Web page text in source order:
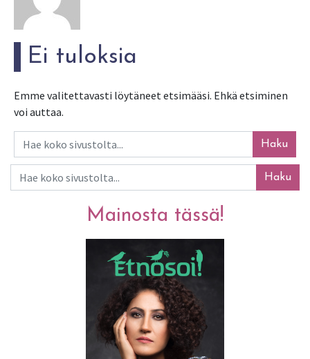
Ei tuloksia
Emme valitettavasti löytäneet etsimääsi. Ehkä etsiminen
voi auttaa.
Haku
Haku
Mainosta tässä!